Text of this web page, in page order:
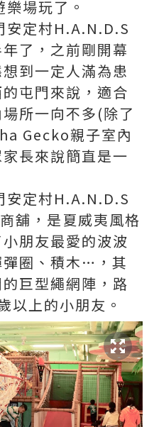
場玩了。
定村H.A.N.D.S
了，之前剛開幕
到一定人滿為患
屯門來說，適合
所一向不多(除了
Gecko親子室內
長來說簡直是一
定村H.A.N.D.S
舖，是夏威夷風格
朋友最愛的波波
圈、積木…，其
巨型繩網陣，路
以上的小朋友。